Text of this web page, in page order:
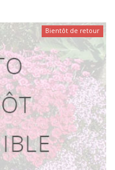
Bientôt de retour